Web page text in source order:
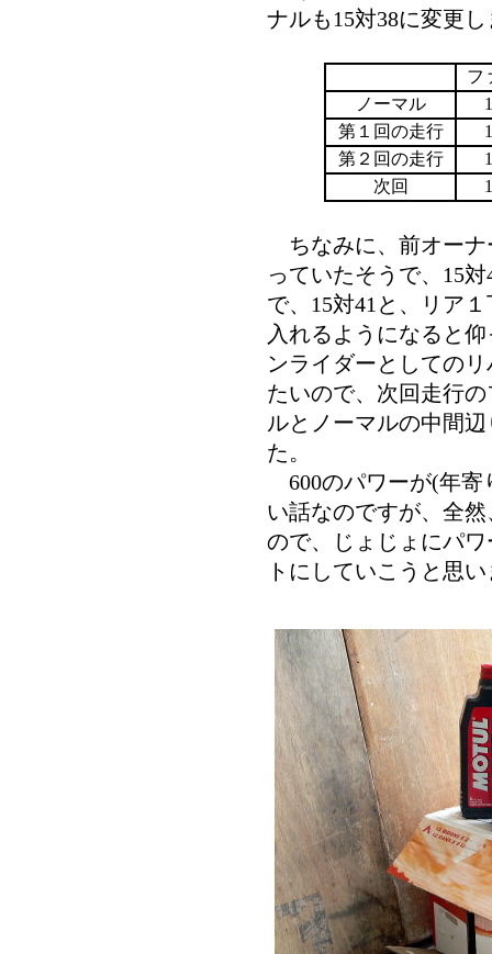
ナルも15対38に変更
フ
ノーマル
第１回の走行
第２回の走行
次回
ちなみに、前オーナ
っていたそうで、15
で、15対41と、リア
入れるようになると
ンライダーとしての
たいので、次回走行
ルとノーマルの中間
た。
600のパワーが(年寄
い話なのですが、全
ので、じょじょにパ
トにしていこうと思